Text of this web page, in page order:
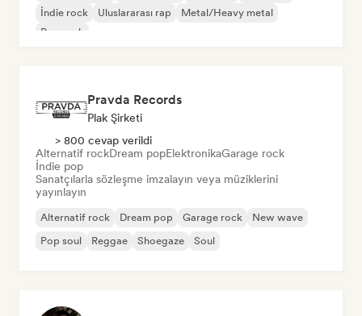
İndie rock
Uluslararası rap
Metal/Heavy metal
Pop rock
Pravda Records
Plak Şirketi
> 800 cevap verildi
Alternatif rockDream popElektronikaGarage rock
İndie pop
Sanatçılarla sözleşme imzalayın veya müziklerini
yayınlayın
Alternatif rock Dream pop Garage rock
New wave
Pop soul
Reggae Shoegaze Soul